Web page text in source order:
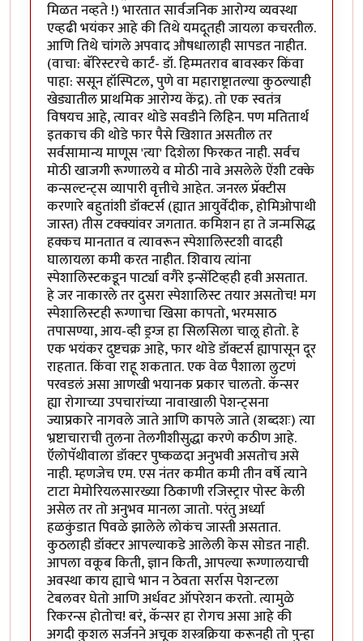
मिळत नव्हते !) भारतात सार्वजनिक आरोग्य व्यवस्था
एव्हढी भयंकर आहे की तिथे यमदूतही जायला कचरतील.
आणि तिथे चांगले अपवाद औषधालाही सापडत नाहीत.
(वाचा: बॅरिस्टरचे कार्टं- डॉ. हिम्मतराव बावस्कर किंवा
पाहा: ससून हॉस्पिटल, पुणे वा महाराष्ट्रातल्या कुठल्याही
खेड्यातील प्राथमिक आरोग्य केंद्र). तो एक स्वतंत्र
विषयच आहे, त्यावर थोडे सवडीने लिहिन. पण मतितार्थ
इतकाच की थोडे फार पैसे खिशात असतील तर
सर्वसामान्य माणूस 'त्या' दिशेला फिरकत नाही. सर्वच
मोठी खाजगी रूग्णालये व मोठी नावे असलेले ऐंशी टक्के
कन्सल्टन्ट्स व्यापारी वृत्तीचे आहेत. जनरल प्रॅक्टीस
करणारे बहुतांशी डॉक्टर्स (ह्यात आयुर्वेदीक, होमिओपाथी
जास्त) तीस टक्क्यांवर जगतात. कमिशन हा ते जन्मसिद्ध
हक्कच मानतात व त्यावरून स्पेशालिस्टशी वादही
घालायला कमी करत नाहीत. शिवाय त्यांना
स्पेशालिस्टकडून पार्ट्या वगैरे इन्सेंटिव्हही हवी असतात.
हे जर नाकारले तर दुसरा स्पेशालिस्ट तयार असतोच! मग
स्पेशालिस्टही रूग्णाचा खिसा कापतो, भरमसाठ
तपासण्या, आय-व्ही ड्रग्ज हा सिलसिला चालू होतो. हे
एक भयंकर दुष्टचक्र आहे, फार थोडे डॉक्टर्स ह्यापासून दूर
राहतात. किंवा राहू शकतात. एक वेळ पैशाला लुटणं
परवडलं असा आणखी भयानक प्रकार चालतो. कॅन्सर
ह्या रोगाच्या उपचारांच्या नावाखाली पेशन्ट्सना
ज्याप्रकारे नागवले जाते आणि कापले जाते (शब्दशः) त्या
भ्रष्टाचाराची तुलना तेलगीशीसुद्धा करणे कठीण आहे.
ऍलोपॅथीवाला डॉक्टर पुष्कळदा अनुभवी असतोच असे
नाही. म्हणजेच एम. एस नंतर कमीत कमी तीन वर्षे त्याने
टाटा मेमोरियलसारख्या ठिकाणी रजिस्ट्रार पोस्ट केली
असेल तर तो अनुभव मानला जातो. परंतु अर्ध्या
हळकुंडात पिवळे झालेले लोकंच जास्ती असतात.
कुठलाही डॉक्टर आपल्याकडे आलेली केस सोडत नाही.
आपला वकूब किती, ज्ञान किती, आपल्या रूग्णालयाची
अवस्था काय ह्याचे भान न ठेवता सर्रास पेशन्टला
टेबलवर घेतो आणि अर्धवट ऑपरेशन करतो. त्यामुळे
रिकरन्स होतोच! बरं, कॅन्सर हा रोगच असा आहे की
अगदी कुशल सर्जनने अचूक शस्त्रक्रिया करूनही तो पुन्हा